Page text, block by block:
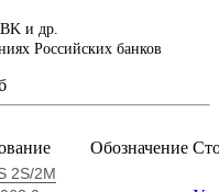
и др.
Российских банков
Обозначение
2S/2M